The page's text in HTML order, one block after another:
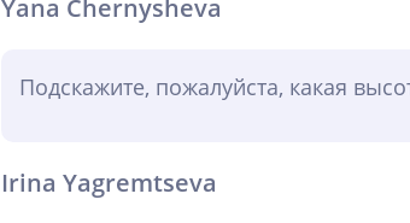
Yana Chernysheva
Подскажите, пожалуйста, какая
Irina Yagremtseva